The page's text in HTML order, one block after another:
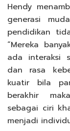
Hendy
generasi
pendidikan
“Mereka
ada interaksi
dan rasa
kuatir bila
berakhir
sebagai ciri
menjadi